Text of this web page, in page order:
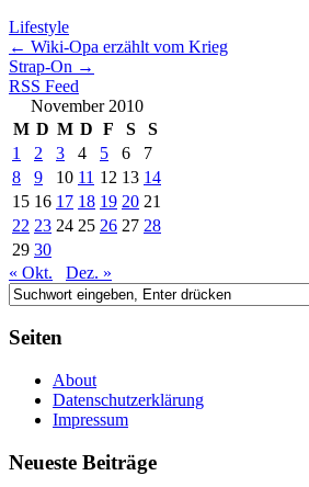
Lifestyle
← Wiki-Opa erzählt vom Krieg
Strap-On →
RSS Feed
November 2010
M D M D F S
S
1
2 3 4 5 6
7
8
9 10 11 12 13 14
15 16 17 18 19 20 21
22 23 24 25 26 27 28
29 30
« Okt.
Dez. »
Seiten
About
Datenschutzerklärung
Impressum
Neueste Beiträge